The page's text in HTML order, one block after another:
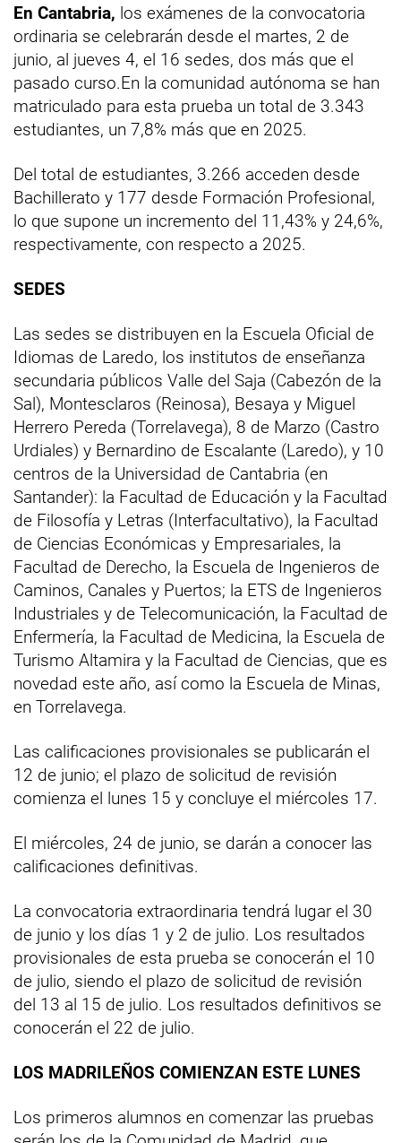
En Cantabria, los exámenes de la convocatoria
ordinaria se celebrarán desde el martes, 2 de
junio, al jueves 4, el 16 sedes, dos más que el
pasado curso.En la comunidad autónoma se han
matriculado para esta prueba un total de 3.343
estudiantes, un 7,8% más que en 2025.
Del total de estudiantes, 3.266 acceden desde
Bachillerato y 177 desde Formación Profesional,
lo que supone un incremento del 11,43% y 24,6%,
respectivamente, con respecto a 2025.
SEDES
Las sedes se distribuyen en la Escuela Oficial de
Idiomas de Laredo, los institutos de enseñanza
secundaria públicos Valle del Saja (Cabezón de la
Sal), Montesclaros (Reinosa), Besaya y Miguel
Herrero Pereda (Torrelavega), 8 de Marzo (Castro
Urdiales) y Bernardino de Escalante (Laredo), y 10
centros de la Universidad de Cantabria (en
Santander): la Facultad de Educación y la Facultad
de Filosofía y Letras (Interfacultativo), la Facultad
de Ciencias Económicas y Empresariales, la
Facultad de Derecho, la Escuela de Ingenieros de
Caminos, Canales y Puertos; la ETS de Ingenieros
Industriales y de Telecomunicación, la Facultad de
Enfermería, la Facultad de Medicina, la Escuela de
Turismo Altamira y la Facultad de Ciencias, que es
novedad este año, así como la Escuela de Minas,
en Torrelavega.
Las calificaciones provisionales se publicarán el
12 de junio; el plazo de solicitud de revisión
comienza el lunes 15 y concluye el miércoles 17.
El miércoles, 24 de junio, se darán a conocer las
calificaciones definitivas.
La convocatoria extraordinaria tendrá lugar el 30
de junio y los días 1 y 2 de julio. Los resultados
provisionales de esta prueba se conocerán el 10
de julio, siendo el plazo de solicitud de revisión
del 13 al 15 de julio. Los resultados definitivos se
conocerán el 22 de julio.
LOS MADRILEÑOS COMIENZAN ESTE LUNES
Los primeros alumnos en comenzar las pruebas